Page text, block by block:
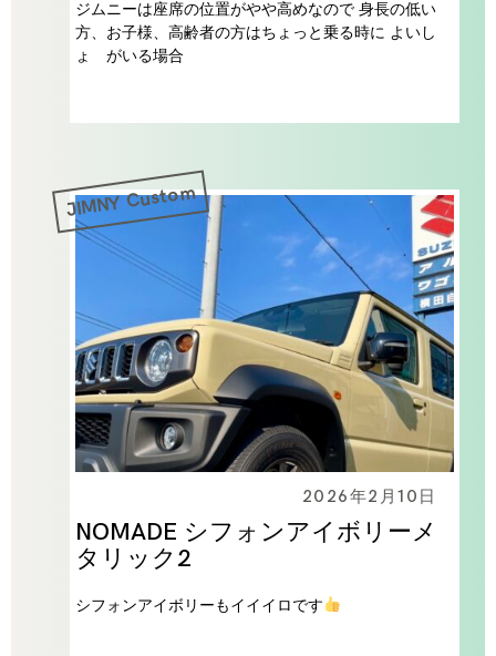
ジムニーは座席の位置がやや高めなので 身長の低い
方、お子様、高齢者の方はちょっと乗る時に よいし
ょ がいる場合
2026年2月10日
NOMADE シフォンアイボリーメ
タリック2
シフォンアイボリーもイイイロです
JIMNY Custom